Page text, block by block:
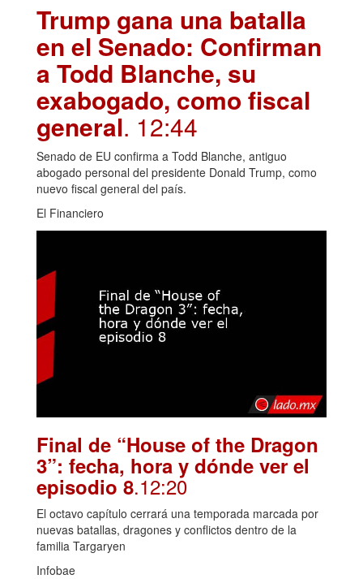
Trump gana una batalla
en el Senado: Confirman
a Todd Blanche, su
exabogado, como fiscal
general. 12:44
Senado de EU confirma a Todd Blanche, antiguo
abogado personal del presidente Donald Trump, como
nuevo fiscal general del país.
El Financiero
Final de “House of the Dragon
3”: fecha, hora y dónde ver el
episodio 8.12:20
El octavo capítulo cerrará una temporada marcada por
nuevas batallas, dragones y conflictos dentro de la
familia Targaryen
Infobae